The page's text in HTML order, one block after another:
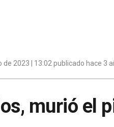
de 2023 | 13:02 publicado hace 3
murió el